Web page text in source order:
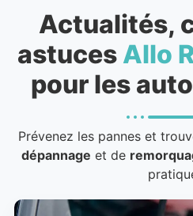
Actualités,
astuces Allo
pour les
Prévenez les pannes et
dépannage et de